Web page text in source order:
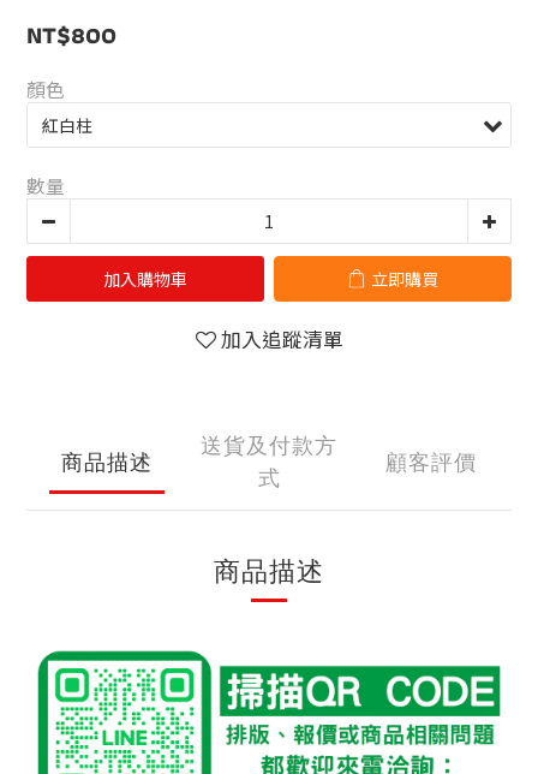
NT$800
顏色
數量
加入購物車 立即購買
加入追蹤清單
商品描述
送貨及付款方
式
顧客評價
商品描述